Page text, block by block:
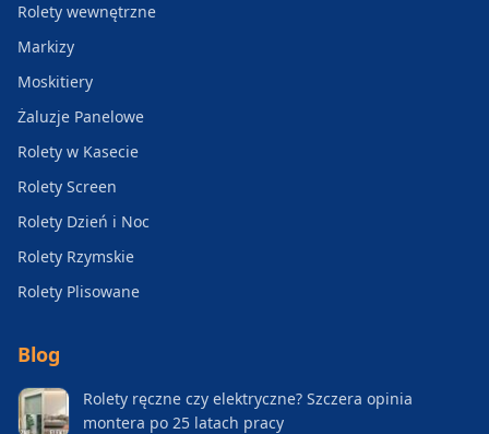
Rolety wewnętrzne
Markizy
Moskitiery
Żaluzje Panelowe
Rolety w Kasecie
Rolety Screen
Rolety Dzień i Noc
Rolety Rzymskie
Rolety Plisowane
Blog
Rolety ręczne czy elektryczne? Szczera opinia
montera po 25 latach pracy